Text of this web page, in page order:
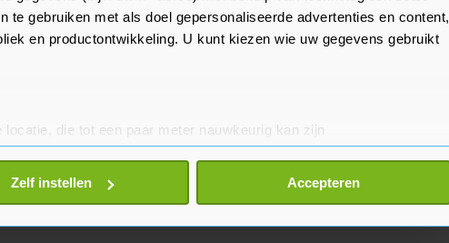
te gebruiken met als doel gepersonaliseerde advertenties en content,
en productontwikkeling. U kunt kiezen wie uw gegevens gebruikt
die tot een paar meter nauwkeurig kan zijn
op specifieke eigenschappen (fingerprinting)
verwerkt en stel uw voorkeuren in het
detailgedeelte
Cookieverklaring.
Zelf instellen Accepteren